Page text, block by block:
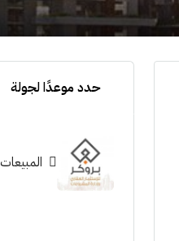
حدد موعدًا لجولة
المبيعات